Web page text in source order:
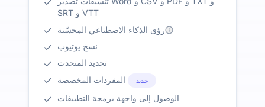
SRT و VTT
رؤى الذكاء الاصطناعي المحسّنة
نسخ يوتيوب
تحديد المتحدث
المفردات المخصصة
جديد
الوصول إلى واجهة برمجة التطبيقات